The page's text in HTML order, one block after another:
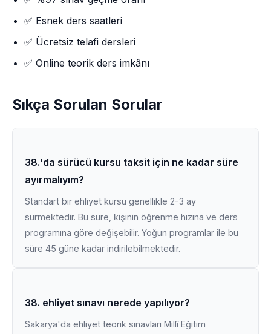
✅ Esnek ders saatleri
✅ Ücretsiz telafi dersleri
✅ Online teorik ders imkânı
Sıkça Sorulan Sorular
38.'da sürücü kursu taksit için ne kadar süre
ayırmalıyım?
Standart bir ehliyet kursu genellikle 2-3 ay
sürmektedir. Bu süre, kişinin öğrenme hızına ve ders
programına göre değişebilir. Yoğun programlar ile bu
süre 45 güne kadar indirilebilmektedir.
38. ehliyet sınavı nerede yapılıyor?
Sakarya'da ehliyet teorik sınavları Millî Eğitim